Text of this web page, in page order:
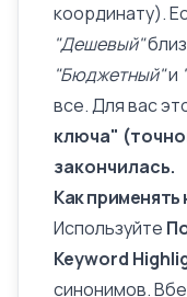
координату).
"Дешевый"
"Бюджетный"и
все. Для вас
ключа"
закончилась.
Как применять
Используйте
Keyword
синонимов.